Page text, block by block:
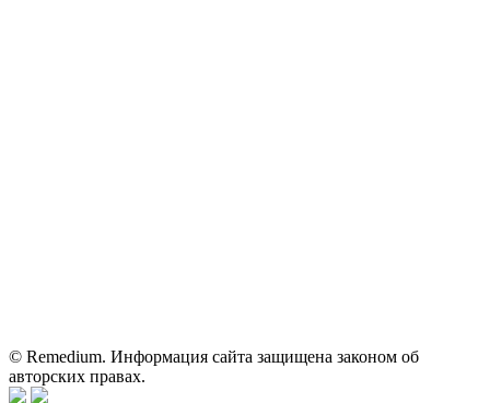
© Remedium. Информация сайта защищена законом об
авторских правах.